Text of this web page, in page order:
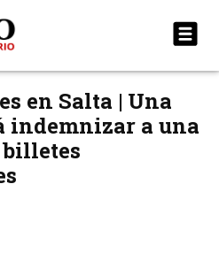
en Salta | Una
indemnizar a una